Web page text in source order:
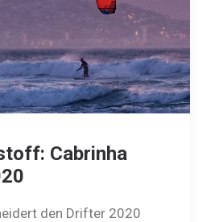
Cabrinha
den Drifter 2020